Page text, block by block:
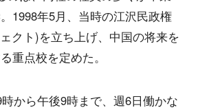
1998年5月、当時の江沢民政権
クト)を立ち上げ、中国の将来を
重点校を定めた。
時から午後9時まで、週6日働かな